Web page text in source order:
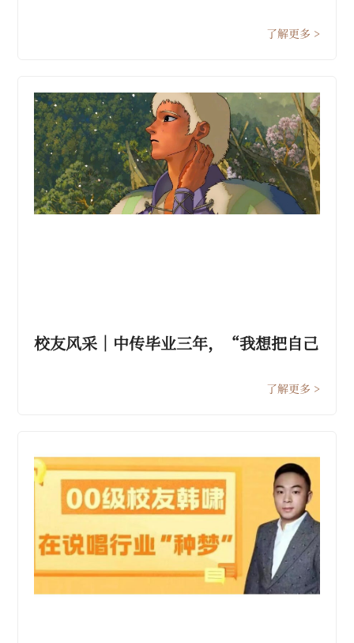
了解更多 >
校友风采｜中传毕业三年，“我想把自己
了解更多 >